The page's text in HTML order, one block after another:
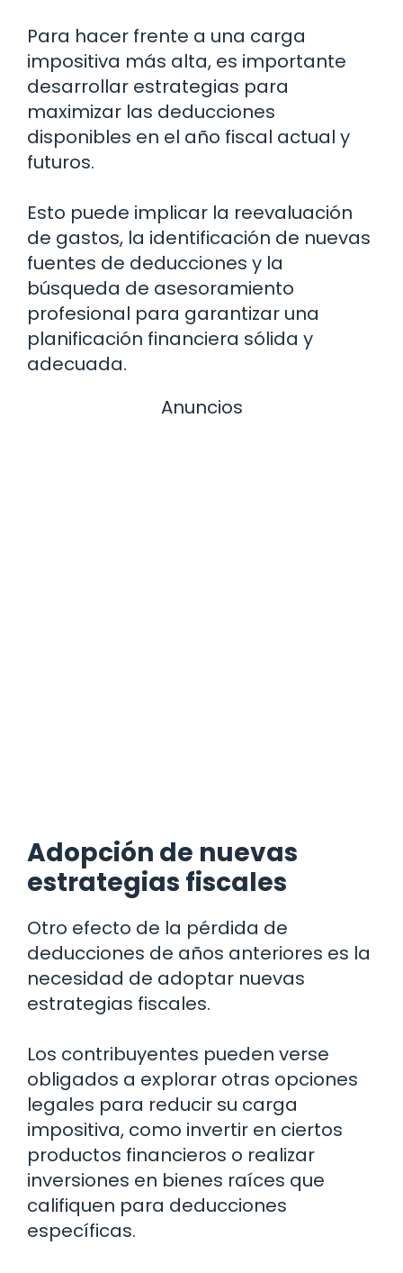
Para hacer frente a una carga
impositiva más alta, es importante
desarrollar estrategias para
maximizar las deducciones
disponibles en el año fiscal actual y
futuros.
Esto puede implicar la reevaluación
de gastos, la identificación de nuevas
fuentes de deducciones y la
búsqueda de asesoramiento
profesional para garantizar una
planificación financiera sólida y
adecuada.
Anuncios
Adopción de nuevas
estrategias fiscales
Otro efecto de la pérdida de
deducciones de años anteriores es la
necesidad de adoptar nuevas
estrategias fiscales.
Los contribuyentes pueden verse
obligados a explorar otras opciones
legales para reducir su carga
impositiva, como invertir en ciertos
productos financieros o realizar
inversiones en bienes raíces que
califiquen para deducciones
específicas.